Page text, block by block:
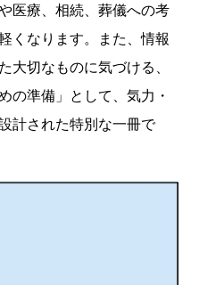
医療、相続、葬儀への考
くなります。また、情報
切なものに気づける、
の準備」として、気力・
計された特別な一冊で